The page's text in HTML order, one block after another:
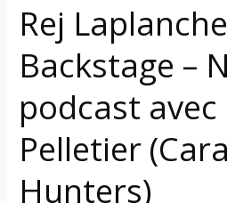
Rej Laplanche
Backstage –
podcast avec
Pelletier
Hunters)
The
Hunters)